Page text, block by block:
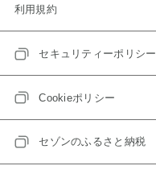
利用規約
セキュリティーポリシー
Cookieポリシー
セゾンのふるさと納税